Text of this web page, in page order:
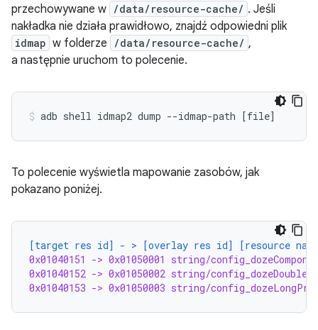
przechowywane w /data/resource-cache/ . Jeśli
nakładka nie działa prawidłowo, znajdź odpowiedni plik
idmap w folderze /data/resource-cache/ ,
a następnie uruchom to polecenie.
adb shell idmap2 dump --idmap-path [file]
To polecenie wyświetla mapowanie zasobów, jak
pokazano poniżej.
[target res id] - > [overlay res id] [resource
0x01040151 -> 0x01050001 string/
0x01040152 -> 0x01050002 string/
0x01040153 -> 0x01050003 string/